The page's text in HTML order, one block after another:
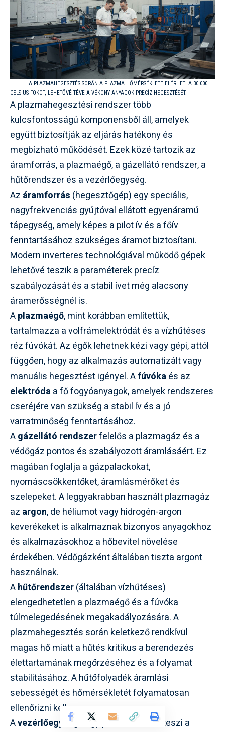
A PLAZMAHEGESZTÉS SORÁN A PLAZMA HŐMÉRSÉKLETE ELÉRHETI A 30 000
CELSIUS-FOKOT, LEHETŐVÉ TÉVE A VÉKONY ANYAGOK PRECÍZ HEGESZTÉSÉT.
A plazmahegesztési rendszer több
kulcsfontosságú komponensből áll, amelyek
együtt biztosítják az eljárás hatékony és
megbízható működését. Ezek közé tartozik az
áramforrás, a plazmaégő, a gázellátó rendszer, a
hűtőrendszer és a vezérlőegység.
Az áramforrás (hegesztőgép) egy speciális,
nagyfrekvenciás gyújtóval ellátott egyenáramú
tápegység, amely képes a pilot ív és a főív
fenntartásához szükséges áramot biztosítani.
Modern inverteres technológiával működő gépek
lehetővé teszik a paraméterek precíz
szabályozását és a stabil ívet még alacsony
áramerősségnél is.
Aplazmaégő, mint korábban említettük,
tartalmazza a volfrámelektródát és a vízhűtéses
réz fúvókát. Az égők lehetnek kézi vagy gépi, attól
függően, hogy az alkalmazás automatizált vagy
manuális hegesztést igényel. Afúvókaés az
elektródaa fő fogyóanyagok, amelyek rendszeres
cseréjére van szükség a stabil ív és a jó
varratminőség fenntartásához.
Agázellátó rendszerfelelős a plazmagáz és a
védőgáz pontos és szabályozott áramlásáért. Ez
magában foglalja a gázpalackokat,
nyomáscsökkentőket, áramlásmérőket és
szelepeket. A leggyakrabban használt plazmagáz
az argon, de héliumot vagy hidrogén-argon
keverékeket is alkalmaznak bizonyos anyagokhoz
és alkalmazásokhoz a hőbevitel növelése
érdekében. Védőgázként általában tiszta argont
használnak.
Ahűtőrendszer(általában vízhűtéses)
elengedhetetlen a plazmaégő és a fúvóka
túlmelegedésének megakadályozására. A
plazmahegesztés során keletkező rendkívül
magas hő miatt a hűtés kritikus a berendezés
élettartamának megőrzéséhez és a folyamat
stabilitásához. A hűtőfolyadék áramlási
sebességét és hőmérsékletét folyamatosan
ellenőrizni kell.
Avezérlőegység
vagy panel lehetővé teszi a